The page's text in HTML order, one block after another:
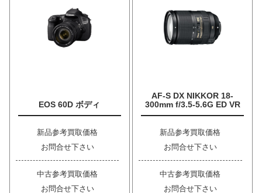
EOS 60D ボディ
新品参考買取価格
お問合せ下さい
中古参考買取価格
お問合せ下さい
AF-S DX NIKKOR 18-
300mm f/3.5-5.6G ED VR
新品参考買取価格
お問合せ下さい
中古参考買取価格
お問合せ下さい